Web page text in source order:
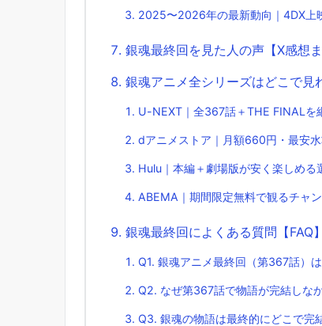
2025〜2026年の最新動向｜4DX上
銀魂最終回を見た人の声【X感想ま
銀魂アニメ全シリーズはどこで見
U-NEXT｜全367話＋THE FINALを
dアニメストア｜月額660円・最安
Hulu｜本編＋劇場版が安く楽しめる
ABEMA｜期間限定無料で観るチャ
銀魂最終回によくある質問【FAQ】
Q1. 銀魂アニメ最終回（第367話）
Q2. なぜ第367話で物語が完結しな
Q3. 銀魂の物語は最終的にどこで完